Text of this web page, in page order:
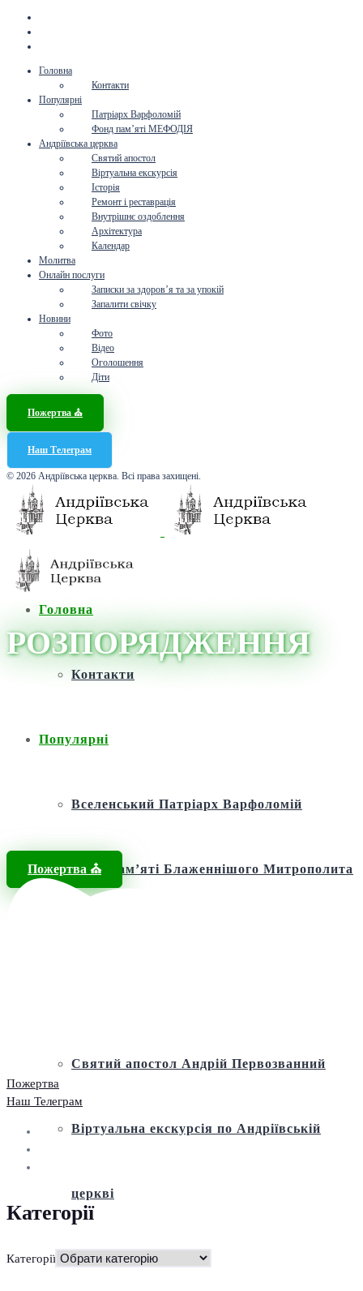
Головна
Контакти
Популярні
Патріарх Варфоломій
Фонд пам’яті МЕФОДІЯ
Андріївська церква
Святий апостол
Віртуальна екскурсія
Історія
Ремонт і реставрація
Внутрішнє оздоблення
Архітектура
Календар
Молитва
Онлайн послуги
Записки за здоров’я та за упокій
Запалити свічку
Новини
Фото
Відео
Оголошення
Діти
Пожертва ⛪️
Наш Телеграм
© 2026 Андріївська церква. Всі права захищені.
Головна
Контакти
Популярні
Вселенський Патріарх Варфоломій
Фонд пам’яті Блаженнішого Митрополита
Святий апостол Андрій Первозванний
Віртуальна екскурсія по Андріївській
церкві
Історія
Пожертва ⛪️
РОЗПОРЯДЖЕННЯ
Пожертва
Наш Телеграм
Категорії
Категорії